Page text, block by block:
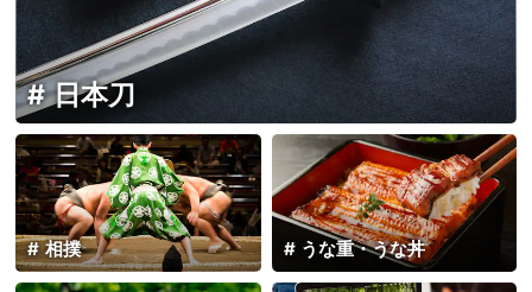
日本刀
うな重・うな丼
相撲